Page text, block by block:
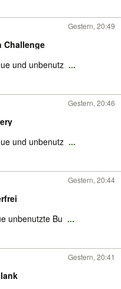
Gestern, 20:49
Challenge
und unbenutz ...
Gestern, 20:46
und unbenutz ...
Gestern, 20:44
unbenutzte Bu ...
Gestern, 20:41